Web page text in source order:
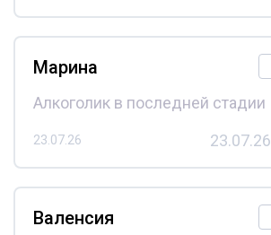
Марина
Алкоголик в последней стадии
23.07.26 23.07.26
Валенсия